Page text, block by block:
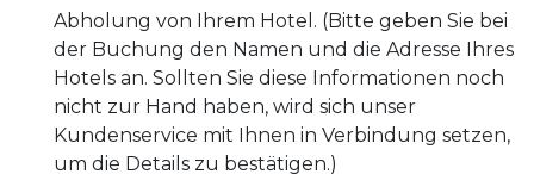
Abholung von Ihrem Hotel. (Bitte geben Sie bei
der Buchung den Namen und die Adresse Ihres
Hotels an. Sollten Sie diese Informationen noch
nicht zur Hand haben, wird sich unser
Kundenservice mit Ihnen in Verbindung setzen,
um die Details zu bestätigen.)